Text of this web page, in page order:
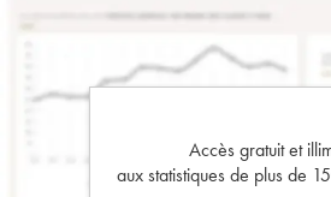
Accès gratuit et
aux statistiques de plus de